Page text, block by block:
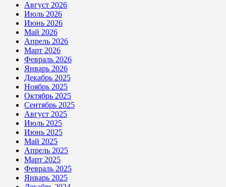
Август 2026
Июль 2026
Июнь 2026
Май 2026
Апрель 2026
Март 2026
Февраль 2026
Январь 2026
Декабрь 2025
Ноябрь 2025
Октябрь 2025
Сентябрь 2025
Август 2025
Июль 2025
Июнь 2025
Май 2025
Апрель 2025
Март 2025
Февраль 2025
Январь 2025